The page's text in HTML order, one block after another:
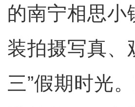
的南宁相思小
装拍摄写真、
三”假期时光